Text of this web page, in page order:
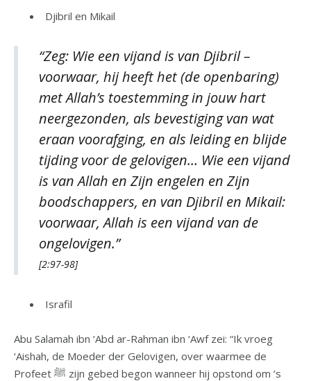
Djibril en Mikail
“Zeg: Wie een vijand is van Djibril –
voorwaar, hij heeft het (de openbaring)
met Allah’s toestemming in jouw hart
neergezonden, als bevestiging van wat
eraan voorafging, en als leiding en blijde
tijding voor de gelovigen… Wie een vijand
is van Allah en Zijn engelen en Zijn
boodschappers, en van Djibril en Mikail:
voorwaar, Allah is een vijand van de
ongelovigen.”
[2:97-98]
Israfil
Abu Salamah ibn ‘Abd ar-Rahman ibn ‘Awf zei: “Ik vroeg
‘Aishah, de Moeder der Gelovigen, over waarmee de
Profeet ﷺ zijn gebed begon wanneer hij opstond om ’s